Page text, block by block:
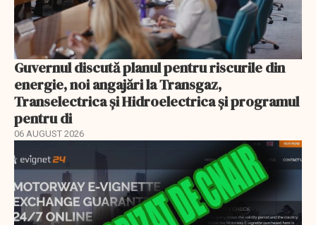
Guvernul discută planul pentru riscurile din
energie, noi angajări la Transgaz,
Transelectrica și Hidroelectrica și programul
pentru di
06 AUGUST 2026